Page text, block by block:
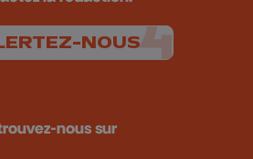
NOUS
nous sur